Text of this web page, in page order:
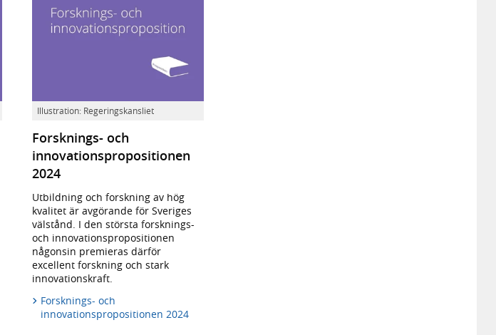
Forsknings-
innovationspropositionen
2024.
Illustration: Regeringskansliet
Forsknings- och
innovationspropositionen
2024
Utbildning och forskning av hög
kvalitet är avgörande för Sveriges
välstånd. I den största forsknings-
och innovationspropositionen
någonsin premieras därför
excellent forskning och stark
innovationskraft.
Forsknings- och
innovationspropositionen 2024